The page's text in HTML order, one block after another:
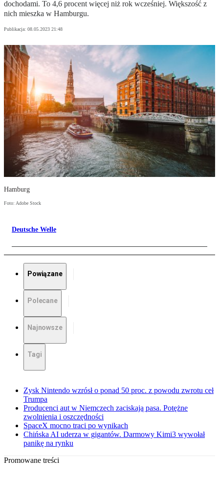
dochodami. To 4,6 procent więcej niż rok wcześniej. Większość z
nich mieszka w Hamburgu.
Publikacja: 08.05.2023 21:48
Hamburg
Foto: Adobe Stock
Deutsche Welle
Powiązane
Polecane
Najnowsze
Tagi
Zysk Nintendo wzrósł o ponad 50 proc. z powodu zwrotu ceł
Trumpa
Producenci aut w Niemczech zaciskają pasa. Potężne
zwolnienia i oszczędności
SpaceX mocno traci po wynikach
Chińska AI uderza w gigantów. Darmowy Kimi3 wywołał
panikę na rynku
Promowane treści